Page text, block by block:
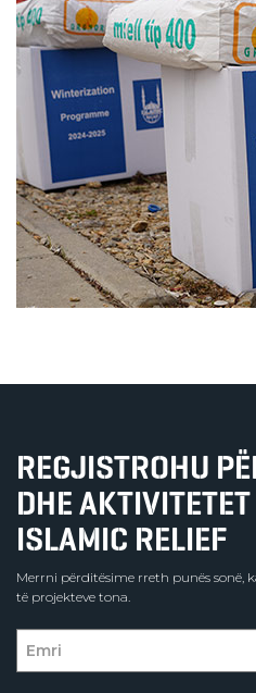
REGJISTROHU
DHE
ISLAMIC RELIEF
Merrni përditësime rreth punës
të projekteve tona.